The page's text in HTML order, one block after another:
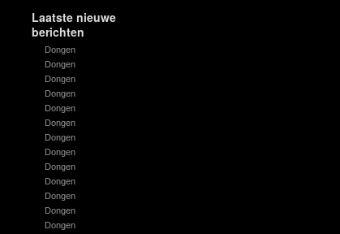
Laatste nieuwe
berichten
Dongen
Dongen
Dongen
Dongen
Dongen
Dongen
Dongen
Dongen
Dongen
Dongen
Dongen
Dongen
Dongen